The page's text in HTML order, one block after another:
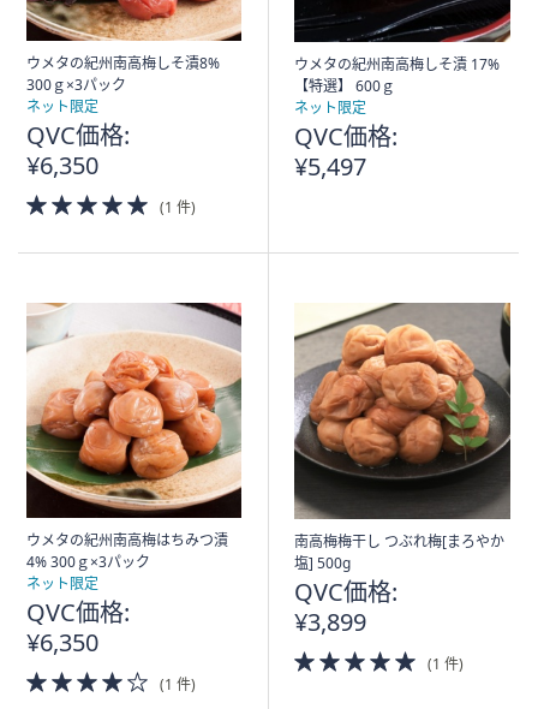
ウメタの紀州南高梅しそ漬8%
300ｇ×3パック
ネット限定
QVC価格:
¥6,350
5.0
of
(1 件)
ウメタの紀州南高梅しそ漬 17%
【特選】 600ｇ
ネット限定
QVC価格:
¥5,497
ウメタの紀州南高梅はちみつ漬
4% 300ｇ×3パック
ネット限定
QVC価格:
¥6,350
4.0
of
(1 件)
南高梅梅干し つぶれ梅[まろやか
塩] 500g
QVC価格:
¥3,899
5.0
of
(1 件)